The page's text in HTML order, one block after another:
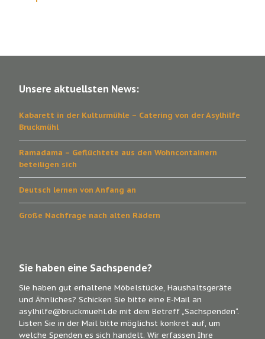
Unsere aktuellsten News:
Kabarett in der Kulturmühle – Catering von der Asylhilfe
Bruckmühl
Ramadama – Geflüchtete aus den Wohncontainern
beteiligen sich
Deutsch lernen von Anfang an
Große Nachfrage nach alten Rädern
Sie haben eine Sachspende?
Sie haben gut erhaltene Möbelstücke, Haushaltsgeräte
und Ähnliches? Schicken Sie bitte eine E-Mail an
asylhilfe@bruckmuehl.de mit dem Betreff „Sachspenden“.
Listen Sie in der Mail bitte möglichst konkret auf, um
welche Spenden es sich handelt. Wir erfassen Ihre